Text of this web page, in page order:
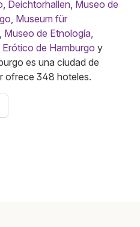
Deichtorhallen Museo de
Museum für
Museo de Etnología,
de Hamburgo y
es una ciudad de
ofrece 348 hoteles.